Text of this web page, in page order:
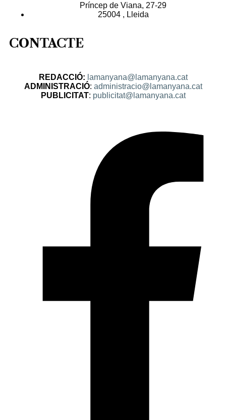
Príncep de Viana, 27-29
25004 , Lleida
CONTACTE
REDACCIÓ: lamanyana@lamanyana.cat
ADMINISTRACIÓ: administracio@lamanyana.cat
PUBLICITAT: publicitat@lamanyana.cat